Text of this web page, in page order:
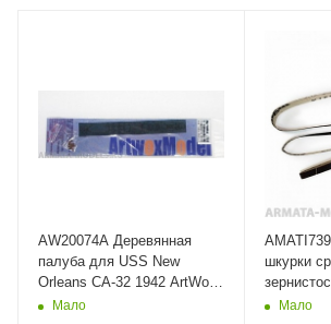
AW20074A Деревянная
палуба для USS New
Orleans CA-32 1942 ArtWox
Model
Мало
шкурки
Мало